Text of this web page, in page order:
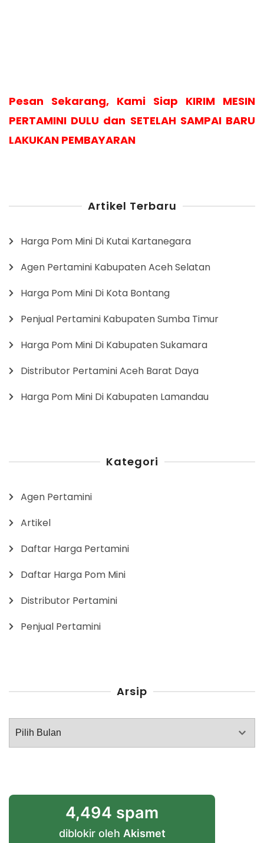
Pesan Sekarang, Kami Siap KIRIM MESIN
PERTAMINI DULU dan SETELAH SAMPAI BARU
LAKUKAN PEMBAYARAN
Artikel Terbaru
Harga Pom Mini Di Kutai Kartanegara
Agen Pertamini Kabupaten Aceh Selatan
Harga Pom Mini Di Kota Bontang
Penjual Pertamini Kabupaten Sumba Timur
Harga Pom Mini Di Kabupaten Sukamara
Distributor Pertamini Aceh Barat Daya
Harga Pom Mini Di Kabupaten Lamandau
Kategori
Agen Pertamini
Artikel
Daftar Harga Pertamini
Daftar Harga Pom Mini
Distributor Pertamini
Penjual Pertamini
Arsip
Arsip
4,494 spam
diblokir oleh Akismet